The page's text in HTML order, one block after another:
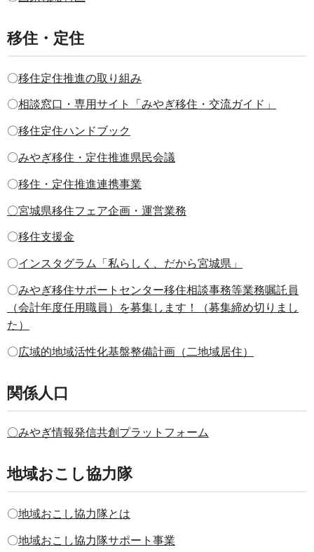
移住・定住
​​​​​​〇移住定住推進の取り組み
〇相談窓口・専用サイト「みやぎ移住・交流ガイド」
〇移住定住ハンドブック
〇みやぎ移住・定住推進県民会議
〇移住・定住推進連携事業
〇宮城県移住フェア企画・運営業務
〇移住支援金
〇インスタグラム「私らしく、だから宮城県」
〇みやぎ移住サポートセンター移住相談事務等業務嘱託員
（会計年度任用職員）を募集します！（募集締め切りまし
た）
〇広域的地域活性化基盤整備計画（二地域居住）
関係人口
〇みやぎ情報発信共創プラットフォーム
地域おこし協力隊
〇地域おこし協力隊とは
〇地域おこし協力隊サポート事業